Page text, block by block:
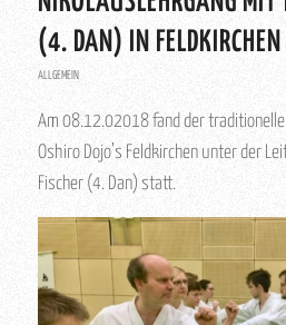
(4. DAN) IN FELDKIRCHEN
ALLGEMEIN
Am 08.12.02018 fand der
Oshiro Dojo’s Feldkirchen unter der
Fischer (4. Dan) statt.